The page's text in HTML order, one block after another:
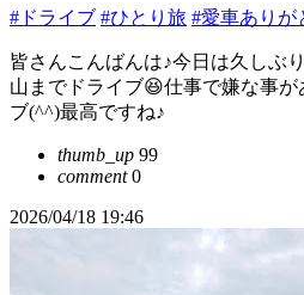
#ドライブ #ひとり旅 #愛車ありが
皆さんこんばんは♪今日は久しぶ
山までドライブ😆仕事で嫌な事
ブ(^^)最高ですね♪
thumb_up 99
comment0
2026/04/18 19:46